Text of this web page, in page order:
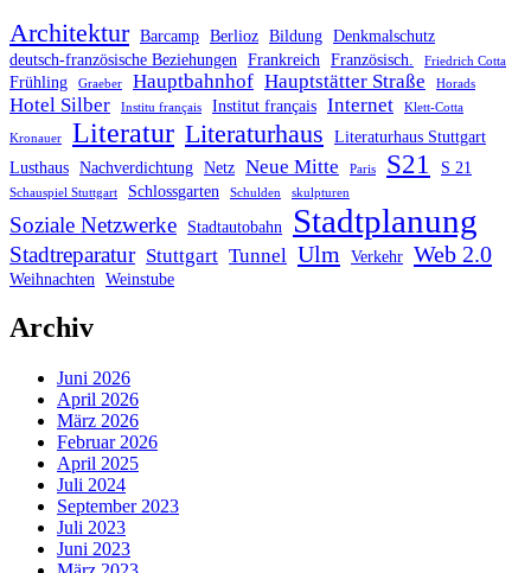
Architektur Barcamp Berlioz Bildung Denkmalschutz
deutsch-französische Beziehungen
Frankreich Französisch. Friedrich Cotta
Frühling Graeber Hauptbahnhof Hauptstätter Straße Horads
Hotel Silber Institu français Institut français Internet Klett-Cotta
Kronauer Literatur Literaturhaus
Literaturhaus Stuttgart
Lusthaus Nachverdichtung Netz Neue Mitte Paris S21 S 21
Schauspiel Stuttgart Schlossgarten Schulden skulpturen
Soziale Netzwerke Stadtautobahn Stadtplanung
Stadtreparatur Stuttgart Tunnel Ulm Verkehr Web 2.0
Weihnachten Weinstube
Archiv
Juni 2026
April 2026
März 2026
Februar 2026
April 2025
Juli 2024
September 2023
Juli 2023
Juni 2023